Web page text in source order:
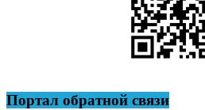
Портал обратной связи